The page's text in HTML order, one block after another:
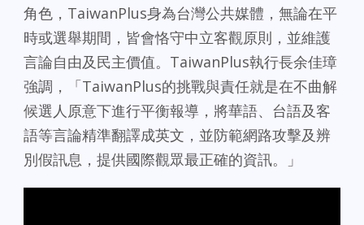
角色，TaiwanPlus身為台灣公共媒體，無論在平
時或選舉期間，皆會恪守中立客觀原則，並維護
言論自由及民主價值。TaiwanPlus執行長余佳璋
強調，「TaiwanPlus的挑戰與責任就是在不曲解
候選人原意下進行平衡報導，將華語、台語及客
語等言論精準翻譯成英文，並防範網路攻擊及辨
別假訊息，提供國際觀眾最正確的資訊。」